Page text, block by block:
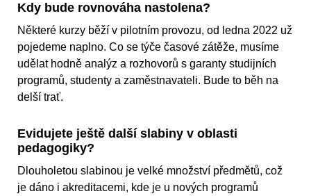
Kdy bude rovnováha nastolena?
Některé kurzy běží v pilotním provozu, od ledna 2022 už
pojedeme naplno. Co se týče časové zátěže, musíme
udělat hodně analýz a rozhovorů s garanty studijních
programů, studenty a zaměstnavateli. Bude to běh na
delší trať.
Evidujete ještě další slabiny v oblasti
pedagogiky?
Dlouholetou slabinou je velké množství předmětů, což
je dáno i akreditacemi, kde je u nových programů